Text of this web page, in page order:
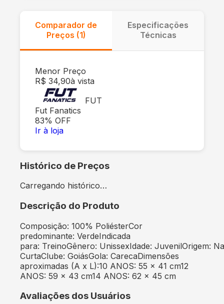
Comparador de
Preços (1)
Especificações
Técnicas
Menor Preço
R$ 34,90à vista
FUT
Fut Fanatics
83% OFF
Ir à loja
Histórico de Preços
Carregando histórico…
Descrição do Produto
Composição: 100% PoliésterCor
predominante: VerdeIndicada
para: TreinoGênero: UnissexIdade: JuvenilOrigem:
CurtaClube: GoiásGola: CarecaDimensões
aproximadas (A x L):10 ANOS: 55 x 41 cm12
ANOS: 59 x 43 cm14 ANOS: 62 x 45 cm
Avaliações dos Usuários